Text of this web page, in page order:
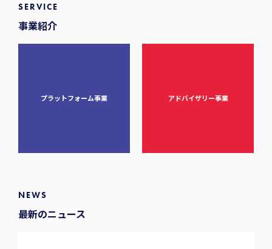
SERVICE
事業紹介
プラットフォーム事業 アドバイザリー事業
NEWS
最新のニュース